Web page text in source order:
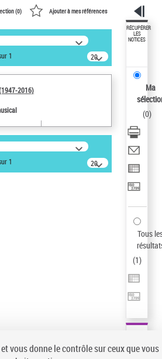
dans les
:
2016)
(0) Ajouter à mes références
1
20
résultats/page
2016)
1
20
résultats/page
RÉCUPÉRER
LES
NOTICES
Ma
(0)
Tous
(1)
vous donne le contrôle sur ceux que vous